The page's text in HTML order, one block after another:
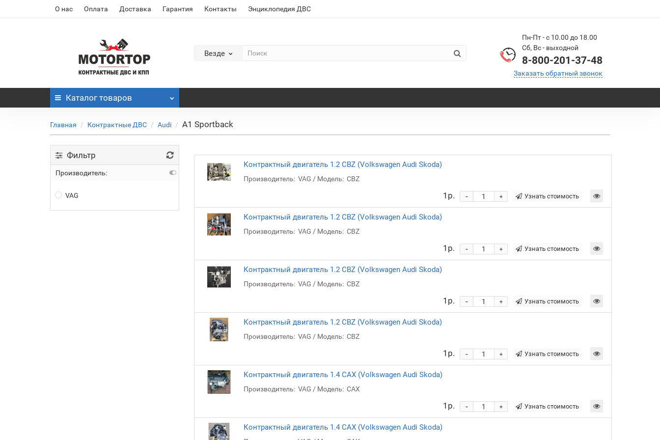
О нас Оплата Доставка Гарантия Контакты Энциклопедия ДВС
Везде
Пн-Пт - с 10.00 до 18.00
Сб, Вс - выходной
8-800-201-37-48
Заказать обратный звонок
Каталог товаров
Главная Контрактные ДВС Audi A1 Sportback
Фильтр
Производитель:
VAG
Контрактный двигатель 1.2 CBZ (Volkswagen Audi Skoda)
Производитель: VAG Модель: CBZ
1р. +
- Узнать стоимость
Контрактный двигатель 1.2 CBZ (Volkswagen Audi Skoda)
Производитель: VAG Модель: CBZ
1р. +
- Узнать стоимость
Контрактный двигатель 1.2 CBZ (Volkswagen Audi Skoda)
Производитель: VAG Модель: CBZ
1р. +
- Узнать стоимость
Контрактный двигатель 1.2 CBZ (Volkswagen Audi Skoda)
Производитель: VAG Модель: CBZ
1р. +
- Узнать стоимость
Контрактный двигатель 1.4 CAX (Volkswagen Audi Skoda)
Производитель: VAG Модель: CAX
1р. +
- Узнать стоимость
Контрактный двигатель 1.4 CAX (Volkswagen Audi Skoda)